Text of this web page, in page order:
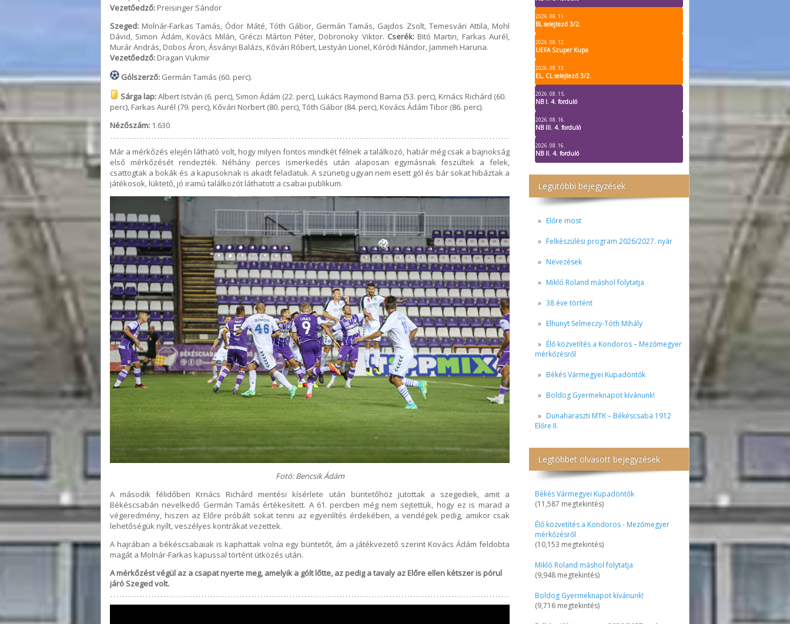
2026. 08. 11.
BL selejtező 3/2.
2026. 08. 12.
UEFA Szuper Kupa
2026. 08. 13.
EL, CL selejtező 3/2.
2026. 08. 15.
NB I. 4. forduló
2026. 08. 16.
NB III. 4. forduló
2026. 08. 16.
NB II. 4. forduló
Legutóbbi bejegyzések
Előre most
Felkészülési program 2026/2027. nyár
Nevezések
Mikló Roland máshol folytatja
38 éve történt
Elhunyt Selmeczy-Tóth Mihály
Élő közvetítés a Kondoros – Mezőmegyer
mérkőzésről
Békés Vármegyei Kupadöntők
Boldog Gyermeknapot kívánunk!
Dunaharaszti MTK – Békéscsaba 1912
Előre II.
Legtöbbet olvasott bejegyzések
Békés Vármegyei Kupadöntők
(11,587 megtekintés)
Élő közvetítés a Kondoros - Mezőmegyer
mérkőzésről
(10,153 megtekintés)
Mikló Roland máshol folytatja
(9,948 megtekintés)
Boldog Gyermeknapot kívánunk!
(9,716 megtekintés)
Vezetőedző: Preisinger Sándor
Szeged: Molnár-Farkas Tamás, Ódor Máté, Tóth Gábor, Germán Tamás, Gajdos Zsolt, Temesvári Attila, Mohl
Dávid, Simon Ádám, Kovács Milán, Gréczi Márton Péter, Dobronoky Viktor. Cserék:Bitó Martin, Farkas Aurél,
Murár András, Dobos Áron, Ásványi Balázs, Kővári Róbert, Lestyán Lionel, Kóródi Nándor, Jammeh Haruna.
Vezetőedző: Dragan Vukmir
Gólszerző: Germán Tamás (60. perc).
Sárga lap:Albert István (6. perc), Simon Ádám (22. perc), Lukács Raymond Barna (53. perc), Krnács Richárd (60.
perc), Farkas Aurél (79. perc), Kővári Norbert (80. perc), Tóth Gábor (84. perc), Kovács Ádám Tibor (86. perc).
Nézőszám: 1.630
Már a mérkőzés elején látható volt, hogy milyen fontos mindkét félnek a találkozó, habár még csak a bajnokság
első mérkőzését rendezték. Néhány perces ismerkedés után alaposan egymásnak feszültek a felek,
csattogtak a bokák és a kapusoknak is akadt feladatuk. A szünetig ugyan nem esett gól és bár sokat hibáztak a
játékosok, lüktető, jó iramú találkozót láthatott a csabai publikum.
Fotó: Bencsik Ádám
A második félidőben Krnács Richárd mentési kísérlete után büntetőhöz jutottak a szegediek, amit a
Békéscsabán nevelkedő Germán Tamás értékesített. A 61. percben még nem sejtettük, hogy ez is marad a
végeredmény, hiszen az Előre próbált sokat tenni az egyenlítés érdekében, a vendégek pedig, amikor csak
lehetőségük nyílt, veszélyes kontrákat vezettek.
A hajrában a békéscsabaiak is kaphattak volna egy büntetőt, ám a játékvezető szerint Kovács Ádám feldobta
magát a Molnár-Farkas kapussal történt ütközés után.
A mérkőzést végül az a csapat nyerte meg, amelyik a gólt lőtte, az pedig a tavaly az Előre ellen kétszer is pórul
járó Szeged volt.